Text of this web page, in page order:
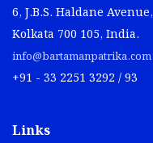
6, J.B.S. Haldane Avenue,
Kolkata 700 105, India.
info@bartamanpatrika.com
+91 - 33 2251 3292 / 93
Links